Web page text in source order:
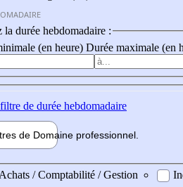
la durée hebdomadaire :
(en heure) Durée maximale (en
de durée hebdomadaire
de Domaine professionnel
Achats / Comptabilité / Gestion